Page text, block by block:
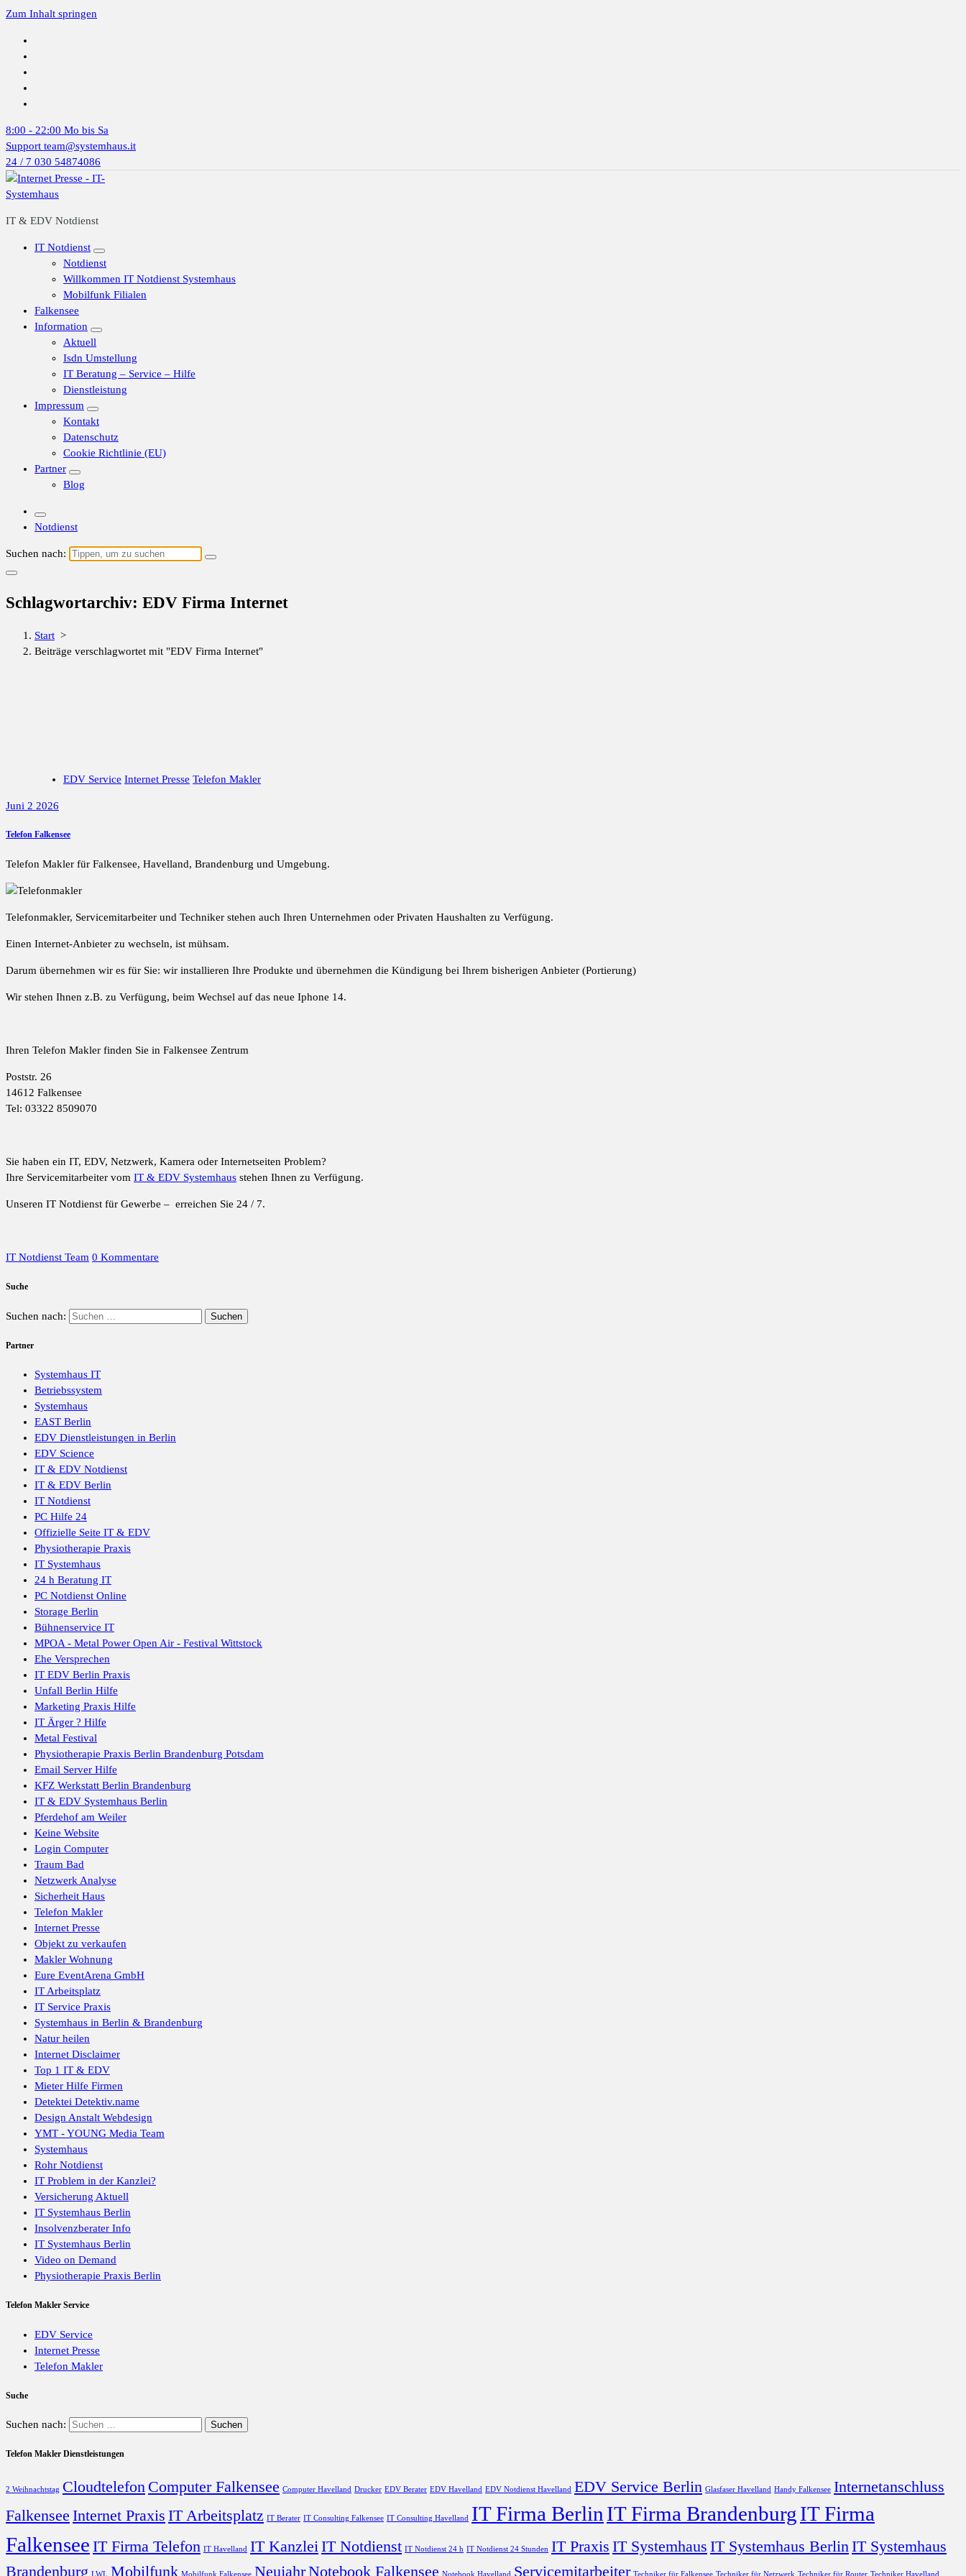
Zum Inhalt springen
8:00 - 22:00 Mo bis Sa
Support team@systemhaus.it
24 / 7 030 54874086
IT & EDV Notdienst
IT Notdienst
Notdienst
Willkommen IT Notdienst Systemhaus
Mobilfunk Filialen
Falkensee
Information
Aktuell
Isdn Umstellung
IT Beratung – Service – Hilfe
Dienstleistung
Impressum
Kontakt
Datenschutz
Cookie Richtlinie (EU)
Partner
Blog
Notdienst
Suchen nach:
Schlagwortarchiv: EDV Firma Internet
Start >
Beiträge verschlagwortet mit "EDV Firma Internet"
EDV Service Internet Presse Telefon Makler
Juni 2 2026
Telefon Falkensee
Telefon Makler für Falkensee, Havelland, Brandenburg und Umgebung.
Telefonmakler, Servicemitarbeiter und Techniker stehen auch Ihren Unternehmen oder Privaten Haushalten zu Verfügung.
Einen Internet-Anbieter zu wechseln, ist mühsam.
Darum übernehmen wir es für Sie: wir installieren Ihre Produkte und übernehmen die Kündigung bei Ihrem bisherigen Anbieter (Portierung)
Wir stehen Ihnen z.B. zu Verfügung, beim Wechsel auf das neue Iphone 14.
Ihren Telefon Makler finden Sie in Falkensee Zentrum
Poststr. 26
14612 Falkensee
Tel: 03322 8509070
Sie haben ein IT, EDV, Netzwerk, Kamera oder Internetseiten Problem?
Ihre Servicemitarbeiter vom IT & EDV Systemhaus stehen Ihnen zu Verfügung.
Unseren IT Notdienst für Gewerbe – erreichen Sie 24 / 7.
IT Notdienst Team 0 Kommentare
Suche
Suchen nach:
Partner
Systemhaus IT
Betriebssystem
Systemhaus
EAST Berlin
EDV Dienstleistungen in Berlin
EDV Science
IT & EDV Notdienst
IT & EDV Berlin
IT Notdienst
PC Hilfe 24
Offizielle Seite IT & EDV
Physiotherapie Praxis
IT Systemhaus
24 h Beratung IT
PC Notdienst Online
Storage Berlin
Bühnenservice IT
MPOA - Metal Power Open Air - Festival Wittstock
Ehe Versprechen
IT EDV Berlin Praxis
Unfall Berlin Hilfe
Marketing Praxis Hilfe
IT Ärger ? Hilfe
Metal Festival
Physiotherapie Praxis Berlin Brandenburg Potsdam
Email Server Hilfe
KFZ Werkstatt Berlin Brandenburg
IT & EDV Systemhaus Berlin
Pferdehof am Weiler
Keine Website
Login Computer
Traum Bad
Netzwerk Analyse
Sicherheit Haus
Telefon Makler
Internet Presse
Objekt zu verkaufen
Makler Wohnung
Eure EventArena GmbH
IT Arbeitsplatz
IT Service Praxis
Systemhaus in Berlin & Brandenburg
Natur heilen
Internet Disclaimer
Top 1 IT & EDV
Mieter Hilfe Firmen
Detektei Detektiv.name
Design Anstalt Webdesign
YMT - YOUNG Media Team
Systemhaus
Rohr Notdienst
IT Problem in der Kanzlei?
Versicherung Aktuell
IT Systemhaus Berlin
Insolvenzberater Info
IT Systemhaus Berlin
Video on Demand
Physiotherapie Praxis Berlin
Telefon Makler Service
EDV Service
Internet Presse
Telefon Makler
Suche
Suchen nach:
Telefon Makler Dienstleistungen
2 Weihnachtstag Cloudtelefon Computer Falkensee Computer Havelland Drucker EDV Berater EDV Havelland EDV Notdienst Havelland EDV Service Berlin Glasfaser Havelland Handy Falkensee Internetanschluss
Falkensee Internet Praxis IT Arbeitsplatz IT Berater IT Consulting Falkensee IT Consulting Havelland IT Firma Berlin IT Firma BrandenburgIT Firma
Falkensee IT Firma Telefon IT Havelland IT KanzleiIT Notdienst IT Notdienst 24 h IT Notdienst 24 Stunden IT Praxis IT Systemhaus IT Systemhaus BerlinIT Systemhaus
Brandenburg LWL Mobilfunk Mobilfunk Falkensee NeujahrNotebook Falkensee Notebook Havelland Servicemitarbeiter Techniker für Falkensee Techniker für Netzwerk Techniker für Router Techniker Havelland